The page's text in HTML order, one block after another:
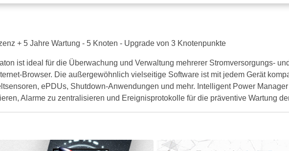
+ 5 Jahre Wartung - 5 Knoten - Upgrade von 3 Knotenpunkte
ist ideal für die Überwachung und Verwaltung mehrerer Stromversorgungs-
Browser. Die außergewöhnlich vielseitige Software ist mit jedem Gerät
ePDUs, Shutdown-Anwendungen und mehr. Intelligent Power
Alarme zu zentralisieren und Ereignisprotokolle für die präventive Wartung